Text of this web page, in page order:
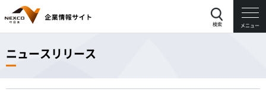
検索 メニュー
ニュースリリース